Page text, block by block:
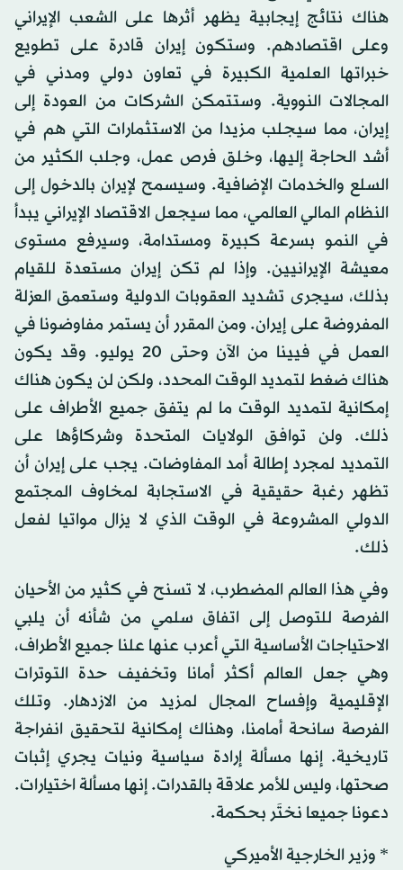
هناك نتائج إيجابية يظهر أثرها على الشعب الإيراني
وعلى اقتصادهم. وستكون إيران قادرة على تطويع
خبراتها العلمية الكبيرة في تعاون دولي ومدني في
المجالات النووية. وستتمكن الشركات من العودة إلى
إيران، مما سيجلب مزيدا من الاستثمارات التي هم في
أشد الحاجة إليها، وخلق فرص عمل، وجلب الكثير من
السلع والخدمات الإضافية. وسيسمح لإيران بالدخول إلى
النظام المالي العالمي، مما سيجعل الاقتصاد الإيراني يبدأ
في النمو بسرعة كبيرة ومستدامة، وسيرفع مستوى
معيشة الإيرانيين. وإذا لم تكن إيران مستعدة للقيام
بذلك، سيجرى تشديد العقوبات الدولية وستعمق العزلة
المفروضة على إيران. ومن المقرر أن يستمر مفاوضونا في
العمل في فيينا من الآن وحتى 20 يوليو. وقد يكون
هناك ضغط لتمديد الوقت المحدد، ولكن لن يكون هناك
إمكانية لتمديد الوقت ما لم يتفق جميع الأطراف على
ذلك. ولن توافق الولايات المتحدة وشركاؤها على
التمديد لمجرد إطالة أمد المفاوضات. يجب على إيران أن
تظهر رغبة حقيقية في الاستجابة لمخاوف المجتمع
الدولي المشروعة في الوقت الذي لا يزال مواتيا لفعل
ذلك.
وفي هذا العالم المضطرب، لا تسنح في كثير من الأحيان
الفرصة للتوصل إلى اتفاق سلمي من شأنه أن يلبي
الاحتياجات الأساسية التي أعرب عنها علنا جميع الأطراف،
وهي جعل العالم أكثر أمانا وتخفيف حدة التوترات
الإقليمية وإفساح المجال لمزيد من الازدهار. وتلك
الفرصة سانحة أمامنا، وهناك إمكانية لتحقيق انفراجة
تاريخية. إنها مسألة إرادة سياسية ونيات يجري إثبات
صحتها، وليس للأمر علاقة بالقدرات. إنها مسألة اختيارات.
دعونا جميعا نختَر بحكمة.
* وزير الخارجية الأميركي